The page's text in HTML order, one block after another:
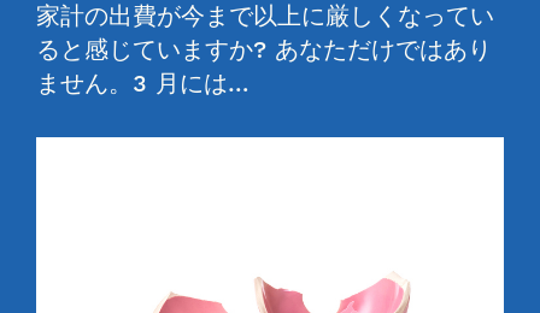
家計の出費が今まで以上に厳しくなってい
ると感じていますか? あなただけではあり
ません。3 月には…